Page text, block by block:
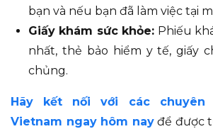
bạn và nếu bạn đã làm việc tại
Giấy khám sức khỏe: Phiếu
nhất, thẻ bảo hiểm y tế, giấy
chủng.
Hãy kết nối với các chuyên
Vietnam ngay hôm nayđể được